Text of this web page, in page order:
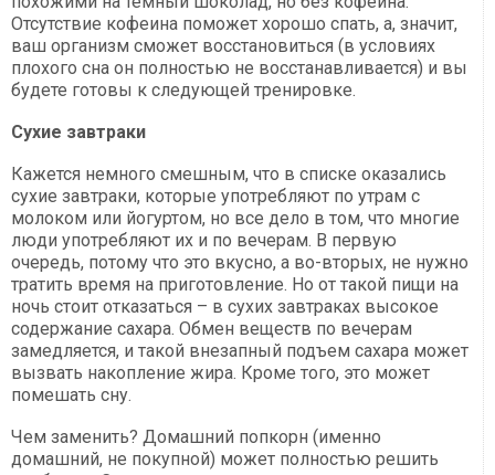
Отсутствие кофеина поможет хорошо спать, а, значит,
ваш организм сможет восстановиться (в условиях
плохого сна он полностью не восстанавливается) и вы
будете готовы к следующей тренировке.
Сухие завтраки
Кажется немного смешным, что в списке оказались
сухие завтраки, которые употребляют по утрам с
молоком или йогуртом, но все дело в том, что многие
люди употребляют их и по вечерам. В первую
очередь, потому что это вкусно, а во-вторых, не нужно
тратить время на приготовление. Но от такой пищи на
ночь стоит отказаться – в сухих завтраках высокое
содержание сахара. Обмен веществ по вечерам
замедляется, и такой внезапный подъем сахара может
вызвать накопление жира. Кроме того, это может
помешать сну.
Чем заменить? Домашний попкорн (именно
домашний, не покупной) может полностью решить